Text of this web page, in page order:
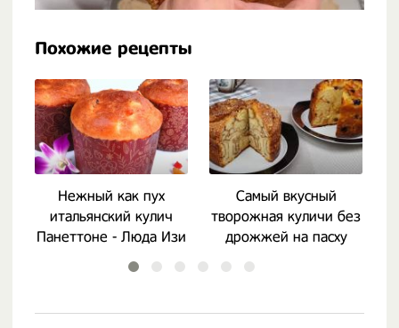
Похожие рецепты
Нежный как пух
итальянский кулич
Панеттоне - Люда Изи
Самый вкусный
творожная куличи без
дрожжей на пасху